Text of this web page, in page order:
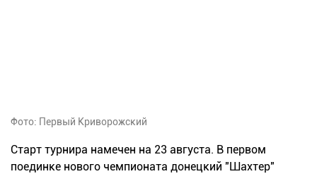
Фото: Первый Криворожский
Старт турнира намечен на 23 августа. В первом
поединке нового чемпионата донецкий "Шахтер"